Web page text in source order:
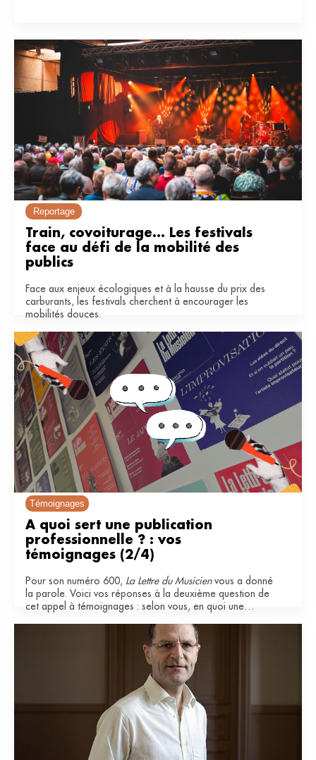
Reportage
Train, covoiturage... Les festivals
face au défi de la mobilité des
publics
Face aux enjeux écologiques et à la hausse du prix des
carburants, les festivals cherchent à encourager les
mobilités douces.
Témoignages
À quoi sert une publication
professionnelle ? : vos
témoignages (2/4)
Pour son numéro 600, La Lettre du Musicienvous a donné
la parole. Voici vos réponses à la deuxième question de
cet appel à témoignages : selon vous, en quoi une